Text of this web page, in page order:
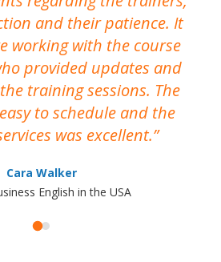
and their patience. It
working with the course
provided updates and
training sessions. The
to schedule and the
was excellent.
Cara Walker
English in the USA